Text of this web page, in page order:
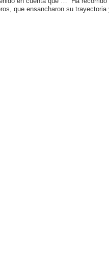
que ensancharon su